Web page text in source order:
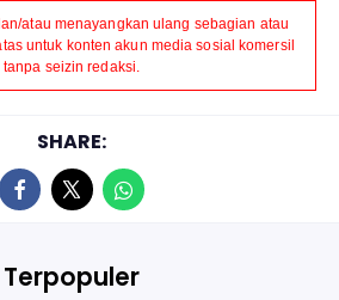
atau menayangkan ulang sebagian atau
untuk konten akun media sosial komersil
tanpa seizin redaksi.
SHARE:
Terpopuler